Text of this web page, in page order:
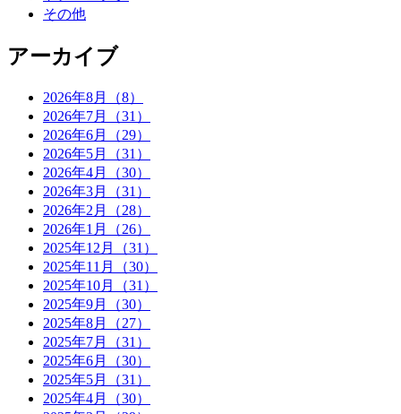
その他
アーカイブ
2026年8月（8）
2026年7月（31）
2026年6月（29）
2026年5月（31）
2026年4月（30）
2026年3月（31）
2026年2月（28）
2026年1月（26）
2025年12月（31）
2025年11月（30）
2025年10月（31）
2025年9月（30）
2025年8月（27）
2025年7月（31）
2025年6月（30）
2025年5月（31）
2025年4月（30）